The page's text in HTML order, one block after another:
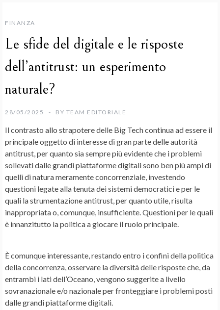
FINANZA
Le sfide del digitale e le risposte
dell’antitrust: un esperimento
naturale?
28/05/2025 BY TEAM EDITORIALE
Il contrasto allo strapotere delle Big Tech continua ad essere il
principale oggetto di interesse di gran parte delle autorità
antitrust, per quanto sia sempre più evidente che i problemi
sollevati dalle grandi piattaforme digitali sono ben più ampi di
quelli di natura meramente concorrenziale, investendo
questioni legate alla tenuta dei sistemi democratici e per le
quali la strumentazione antitrust, per quanto utile, risulta
inappropriata o, comunque, insufficiente. Questioni per le quali
è innanzitutto la politica a giocare il ruolo principale.
È comunque interessante, restando entro i confini della politica
della concorrenza, osservare la diversità delle risposte che, da
entrambi i lati dell’Oceano, vengono suggerite a livello
sovranazionale e/o nazionale per fronteggiare i problemi posti
dalle grandi piattaforme digitali.